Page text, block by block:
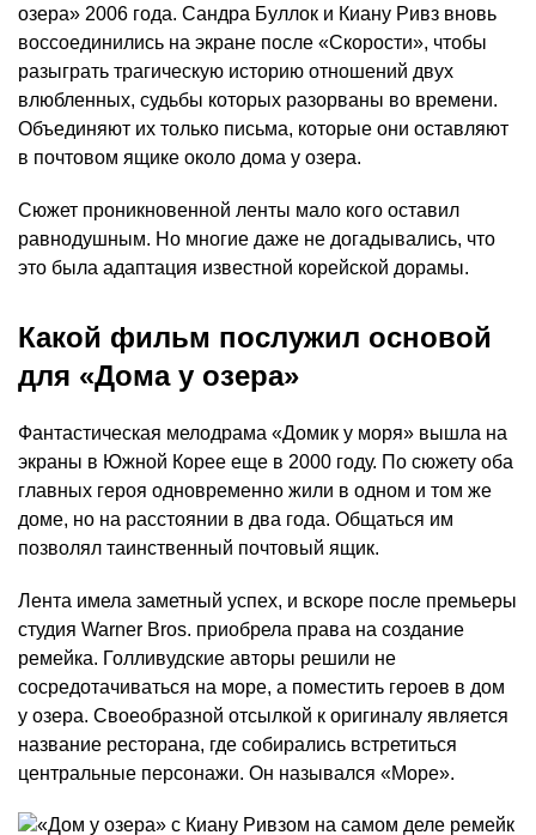
озера» 2006 года. Сандра Буллок и Киану Ривз вновь
воссоединились на экране после «Скорости», чтобы
разыграть трагическую историю отношений двух
влюбленных, судьбы которых разорваны во времени.
Объединяют их только письма, которые они оставляют
в почтовом ящике около дома у озера.
Сюжет проникновенной ленты мало кого оставил
равнодушным. Но многие даже не догадывались, что
это была адаптация известной корейской дорамы.
Какой фильм послужил основой
для «Дома у озера»
Фантастическая мелодрама «Домик у моря» вышла на
экраны в Южной Корее еще в 2000 году. По сюжету оба
главных героя одновременно жили в одном и том же
доме, но на расстоянии в два года. Общаться им
позволял таинственный почтовый ящик.
Лента имела заметный успех, и вскоре после премьеры
студия Warner Bros. приобрела права на создание
ремейка. Голливудские авторы решили не
сосредотачиваться на море, а поместить героев в дом
у озера. Своеобразной отсылкой к оригиналу является
название ресторана, где собирались встретиться
центральные персонажи. Он назывался «Море».